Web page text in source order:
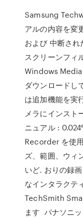
Samsung
アルの内容を変
および 中断さ
スクリーンフィ
Windows Media
ダウンロードし
は追加機能を実
メラにインスト
ニュアル :
Recorder を使
ズ、範囲、ウィ
いど. おりの録
なインタラクテ
TechSmith
ます パナソニ